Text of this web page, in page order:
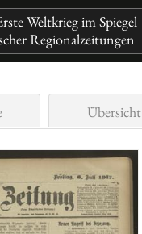
Weltkrieg im Spiegel
Regionalzeitungen
Übersicht